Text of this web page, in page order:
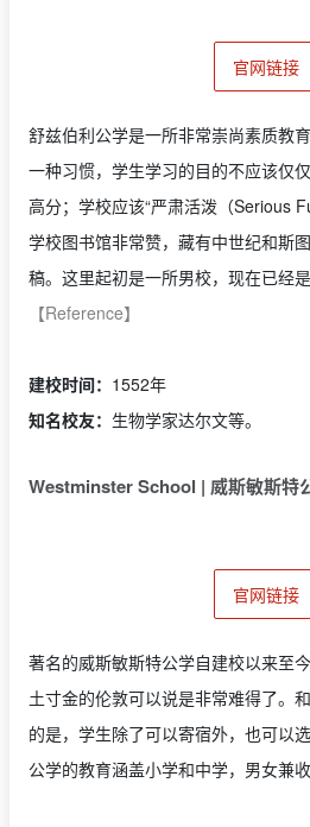
官网链接
舒兹伯利公学是一所非常崇尚素质教
一种习惯，学生学习的目的不应该仅
高分；学校应该“严肃活泼（Serious
学校图书馆非常赞，藏有中世纪和斯
稿。这里起初是一所男校，现在已经是
【Reference】
建校时间： 1552年
知名校友： 生物学家达尔文等。
Westminster School | 威斯敏斯特
官网链接
著名的威斯敏斯特公学自建校以来至
土寸金的伦敦可以说是非常难得了。
的是，学生除了可以寄宿外，也可以
公学的教育涵盖小学和中学，男女兼收